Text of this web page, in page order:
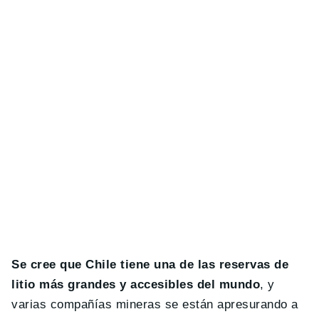
Se cree que Chile tiene una de las reservas de
litio más grandes y accesibles del mundo, y
varias compañías mineras se están apresurando a